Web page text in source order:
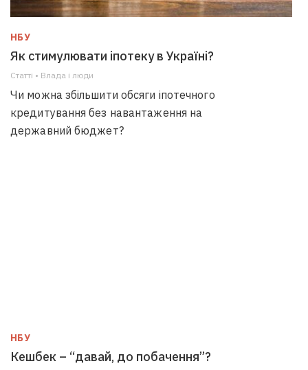
НБУ
Як стимулювати іпотеку в Україні?
Статті • Влада i люди
Чи можна збільшити обсяги іпотечного
кредитування без навантаження на
державний бюджет?
НБУ
Кешбек – “давай, до побачення”?